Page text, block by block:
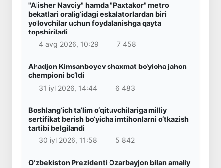
"Alisher Navoiy" hamda "Paxtakor" metro
bekatlari oralig‘idagi eskalatorlardan biri
yo‘lovchilar uchun foydalanishga qayta
topshiriladi
4 avg 2026, 10:29
7 458
Ahadjon Kimsanboyev shaxmat bo‘yicha jahon
chempioni bo‘ldi
31 iyl 2026, 14:44
6 483
Boshlang‘ich ta’lim o‘qituvchilariga milliy
sertifikat berish bo‘yicha imtihonlarni o‘tkazish
tartibi belgilandi
30 iyl 2026, 11:58
5 842
Oʻzbekiston Prezidenti Ozarbayjon bilan amaliy